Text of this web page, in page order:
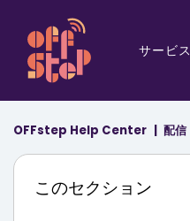
サービス
OFFstep Help Center 配信
このセクション